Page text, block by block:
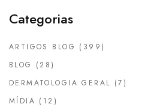
Categorias
ARTIGOS BLOG (399)
BLOG
(28)
DERMATOLOGIA GERAL (7)
MÍDIA (12)